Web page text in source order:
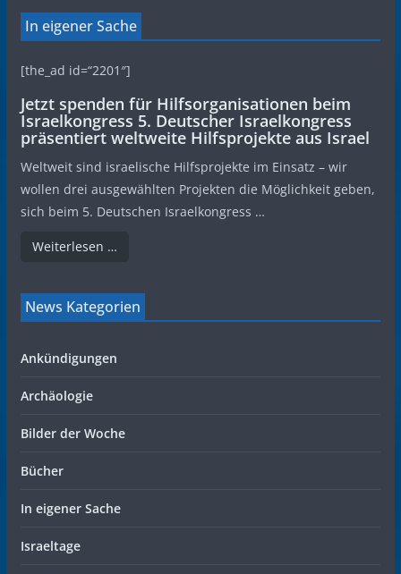
In eigener Sache
[the_ad id=“2201″]
Jetzt spenden für Hilfsorganisationen beim
Israelkongress 5. Deutscher Israelkongress
präsentiert weltweite Hilfsprojekte aus Israel
Weltweit sind israelische Hilfsprojekte im Einsatz – wir
wollen drei ausgewählten Projekten die Möglichkeit geben,
sich beim 5. Deutschen Israelkongress …
Weiterlesen …
News Kategorien
Ankündigungen
Archäologie
Bilder der Woche
Bücher
In eigener Sache
Israeltage